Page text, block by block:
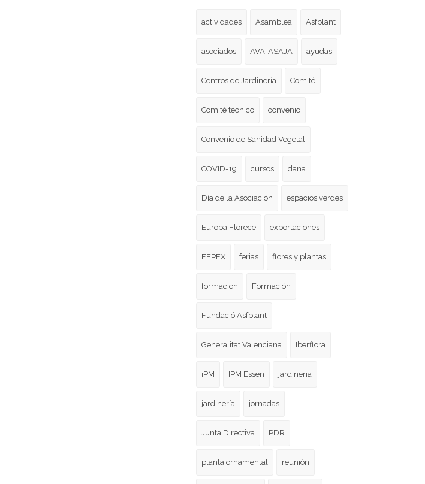
actividades Asamblea Asfplant
asociados AVA-ASAJA ayudas
Centros de Jardinería Comité
Comité técnico convenio
Convenio de Sanidad Vegetal
COVID-19 cursos dana
Día de la Asociación espacios verdes
Europa Florece exportaciones
FEPEX ferias flores y plantas
formacion Formación
Fundació Asfplant
Generalitat Valenciana Iberflora
iPM IPM Essen jardineria
jardinería jornadas
Junta Directiva PDR
planta ornamental reunión